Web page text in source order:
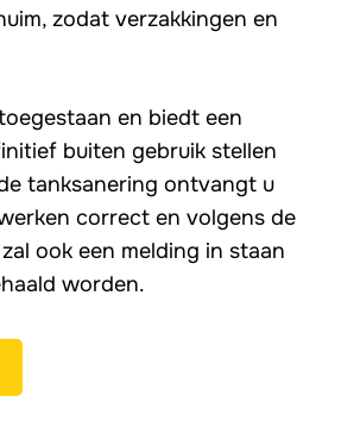
zodat verzakkingen en
en biedt een
buiten gebruik stellen
tanksanering ontvangt u
correct en volgens de
ook een melding in staan
worden.